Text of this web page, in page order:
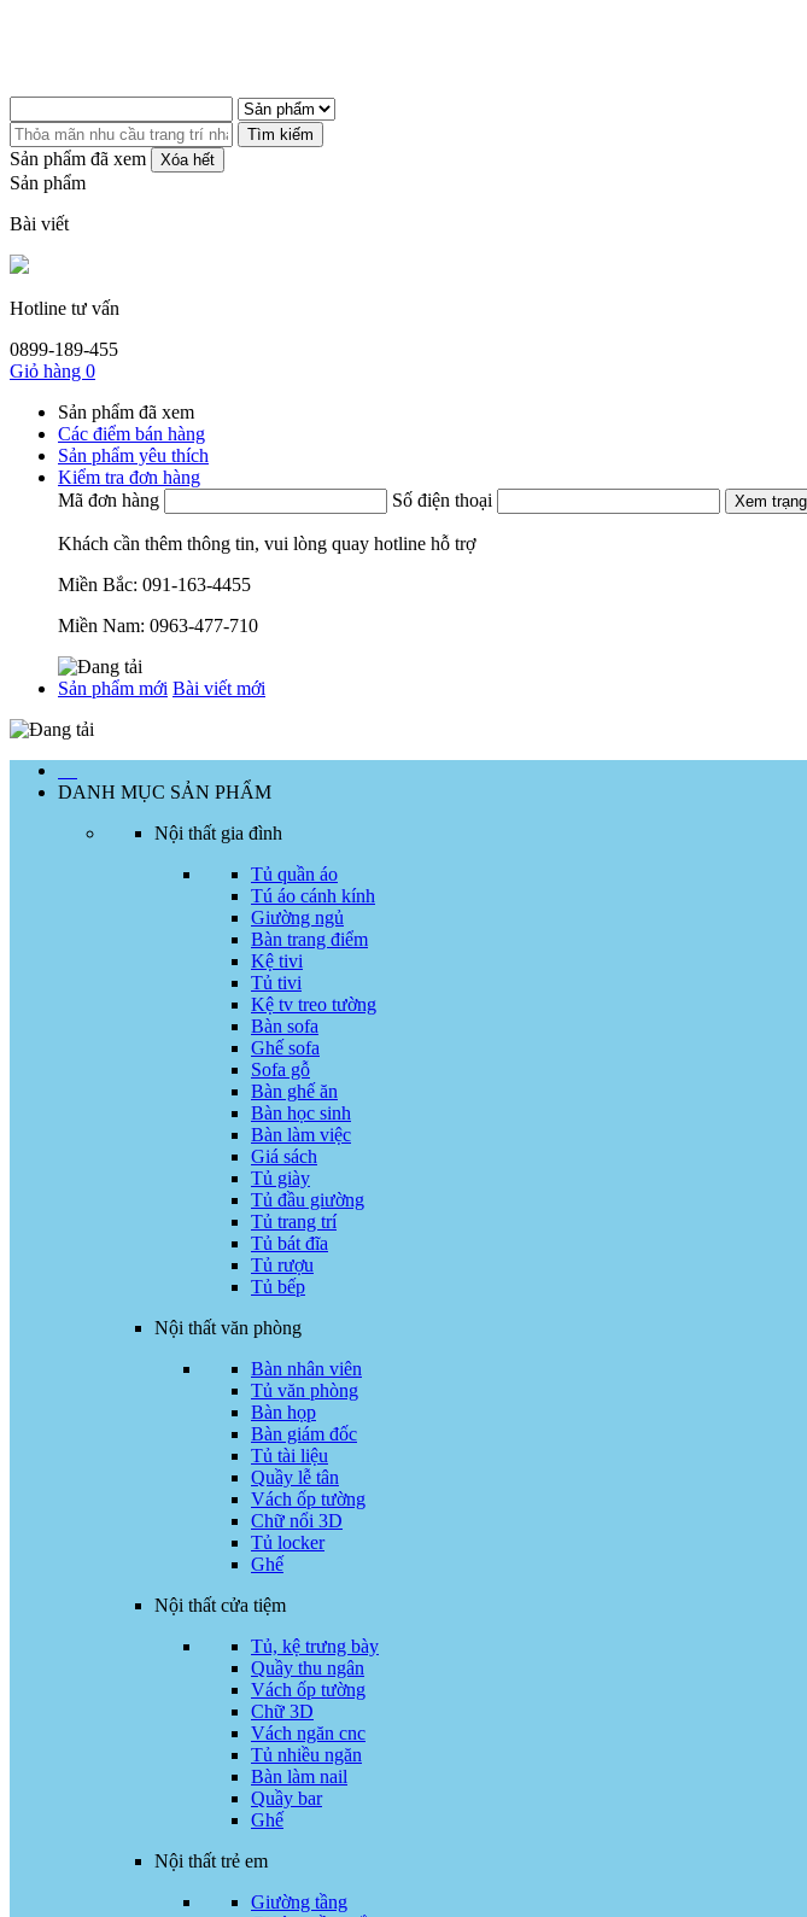
Tìm kiếm
Sản phẩm đã xem Xóa hết
Sản phẩm
Bài viết
Hotline tư vấn
0899-189-455
Giỏ hàng 0
Sản phẩm đã xem
Các điểm bán hàng
Sản phẩm yêu thích
Kiểm tra đơn hàng
Mã đơn hàng
Số điện thoại Xem
Khách cần thêm thông tin, vui lòng quay hotline hỗ trợ
Miền Bắc: 091-163-4455
Miền Nam: 0963-477-710
Sản phẩm mới Bài viết mới
DANH MỤC SẢN PHẨM
Nội thất gia đình
Tủ quần áo
Tú áo cánh kính
Giường ngủ
Bàn trang điểm
Kệ tivi
Tủ tivi
Kệ tv treo tường
Bàn sofa
Ghế sofa
Sofa gỗ
Bàn ghế ăn
Bàn học sinh
Bàn làm việc
Giá sách
Tủ giày
Tủ đầu giường
Tủ trang trí
Tủ bát đĩa
Tủ rượu
Tủ bếp
Nội thất văn phòng
Bàn nhân viên
Tủ văn phòng
Bàn họp
Bàn giám đốc
Tủ tài liệu
Quầy lễ tân
Vách ốp tường
Chữ nổi 3D
Tủ locker
Ghế
Nội thất cửa tiệm
Tủ, kệ trưng bày
Quầy thu ngân
Vách ốp tường
Chữ 3D
Vách ngăn cnc
Tủ nhiều ngăn
Bàn làm nail
Quầy bar
Ghế
Nội thất trẻ em
Giường tầng